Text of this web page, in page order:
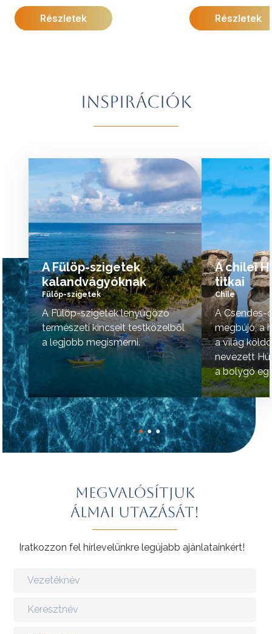
kincseket, világhírű strandokat, a
szambát és a bossanovát, izgalmas
További érdekességekért Brazíliáról
A programok sorrendje az indulási
Részletek
kínálja. A program
megismerkedhet
természeti
vidék hangulata is
Részletek
Inspirációk
A Fülöp-szigetek
kalandvágyóknak
Fülöp-szigetek
A Fülöp-szigetek lenyűgöző
természeti kincseit testközelből
a legjobb megismerni.
A chilei
titkai
Chile
A Csendes-
megbújó, a
a világ
nevezett
a bolygó
helyének
tovább »
● ● ●
Megvalósítjuk
álmai utazását!
Iratkozzon fel hírlevelünkre legújabb ajánlatainkért!